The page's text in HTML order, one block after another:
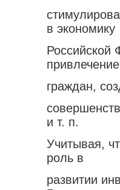
в экономику
Российской
граждан,
и т. п.
Учитывая,
роль в
развитии